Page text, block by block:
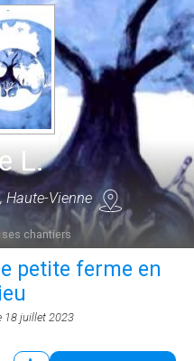
L.
Haute-Vienne
chantiers
petite ferme en
18 juillet 2023